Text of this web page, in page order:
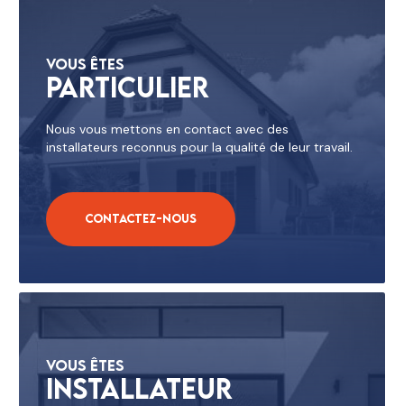
Vous êtes
Particulier
Nous vous mettons en contact avec des
installateurs reconnus pour la qualité de leur travail.
Contactez-nous
Vous êtes
Installateur